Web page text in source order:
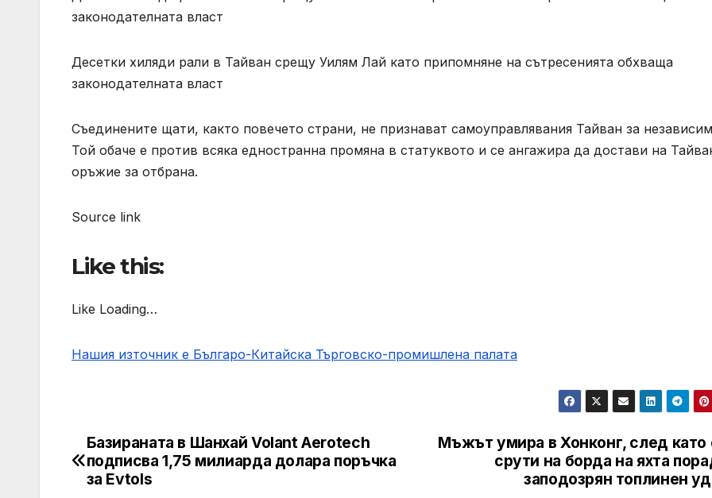
законодателната власт
Десетки хиляди рали в Тайван срещу Уилям Лай като припомняне на сътресенията обхваща
законодателната власт
Съединените щати, както повечето страни, не признават самоуправлявания Тайван за
Той обаче е против всяка едностранна промяна в статуквото и се ангажира да достави на
оръжие за отбрана.
Source link
Like this:
Like Loading…
Нашия източник е Българо-Китайска Търговско-промишлена палaта
Post
navigation
Мъжът умира в Хонконг, след като
срути на борда на яхта
заподозрян топлинен
Базираната в Шанхай Volant Aerotech
подписва 1,75 милиарда долара поръчка
за Evtols